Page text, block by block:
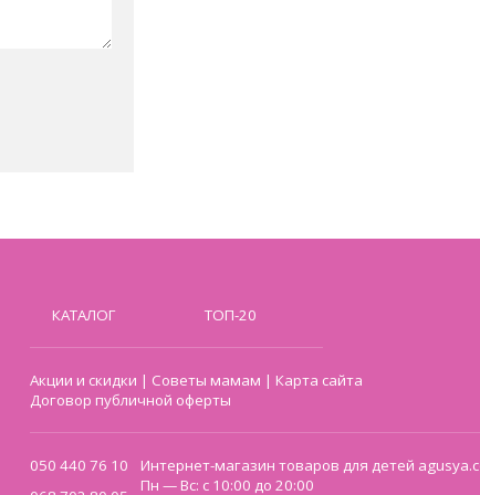
КАТАЛОГ ТОП-20
Акции и скидки | Советы мамам |Карта сайта
Договор публичной оферты
050 440 76 10
Интернет-магазин товаров для детей
Пн — Вс: с 10:00 до 20:00